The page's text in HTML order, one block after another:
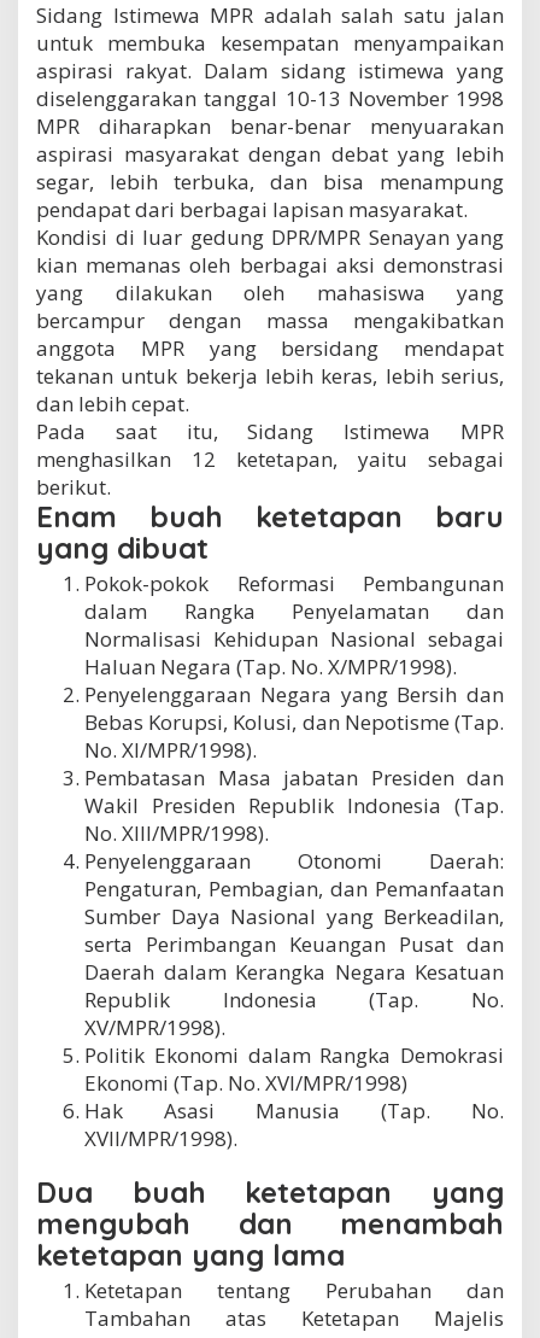
Sidang Istimewa MPR adalah salah satu jalan
untuk membuka kesempatan menyampaikan
aspirasi rakyat. Dalam sidang istimewa yang
diselenggarakan tanggal 10-13 November 1998
MPR diharapkan benar-benar menyuarakan
aspirasi masyarakat dengan debat yang lebih
segar, lebih terbuka, dan bisa menampung
pendapat dari berbagai lapisan masyarakat.
Kondisi di luar gedung DPR/MPR Senayan yang
kian memanas oleh berbagai aksi demonstrasi
yang dilakukan oleh mahasiswa yang
bercampur dengan massa mengakibatkan
anggota MPR yang bersidang mendapat
tekanan untuk bekerja lebih keras, lebih serius,
dan lebih cepat.
Pada saat itu, Sidang Istimewa MPR
menghasilkan 12 ketetapan, yaitu sebagai
berikut.
Enam buah ketetapan baru
yang dibuat
Pokok-pokok Reformasi Pembangunan
dalam Rangka Penyelamatan dan
Normalisasi Kehidupan Nasional sebagai
Haluan Negara (Tap. No. X/MPR/1998).
Penyelenggaraan Negara yang Bersih dan
Bebas Korupsi, Kolusi, dan Nepotisme (Tap.
No. XI/MPR/1998).
Pembatasan Masa jabatan Presiden dan
Wakil Presiden Republik Indonesia (Tap.
No. XIII/MPR/1998).
Penyelenggaraan Otonomi Daerah:
Pengaturan, Pembagian, dan Pemanfaatan
Sumber Daya Nasional yang Berkeadilan,
serta Perimbangan Keuangan Pusat dan
Daerah dalam Kerangka Negara Kesatuan
Republik Indonesia (Tap. No.
XV/MPR/1998).
Politik Ekonomi dalam Rangka Demokrasi
Ekonomi (Tap. No. XVI/MPR/1998)
Hak Asasi Manusia (Tap. No.
XVII/MPR/1998).
Dua buah ketetapan yang
mengubah dan menambah
ketetapan yang lama
Ketetapan tentang Perubahan dan
Tambahan atas Ketetapan Majelis